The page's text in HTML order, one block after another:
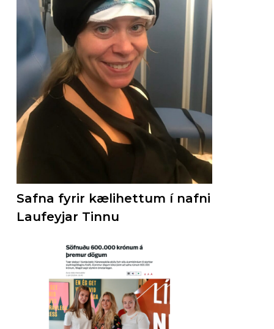
Safna fyrir kælihettum í nafni
Laufeyjar Tinnu